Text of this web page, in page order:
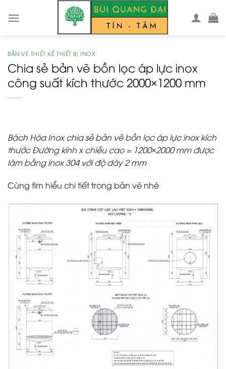
BẢN VẼ THIẾT KẾ THIẾT BỊ INOX
Chia sẻ bản vẽ bồn lọc áp lực inox
công suất kích thước 2000×1200 mm
Bách Hóa Inox chia sẻ bản vẽ bồn lọc áp lực inox kích
thước Đường kính x chiều cao = 1200×2000 mm được
làm bằng inox 304 với độ dày 2 mm
Cùng tìm hiểu chi tiết trong bản vẽ nhé